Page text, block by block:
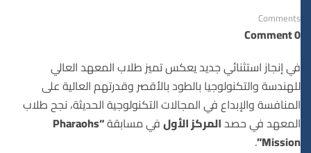
Comments
في إنجاز استثنائي جديد يعكس تميز طلاب المعهد العالي
للهندسة والتكنولوجيا بالطود بالأقصر وقدرتهم العالية على
المنافسة والإبداع في المجالات التكنولوجية الحديثة، نجح طلاب
المعهد في حصدالمركز الأولفي مسابقة “Pharaohs
Mission”
.